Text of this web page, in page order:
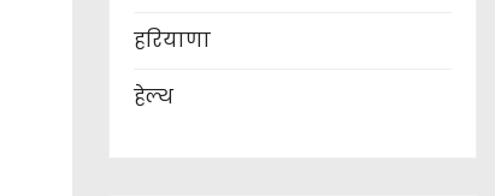
हरियाणा
हेल्थ